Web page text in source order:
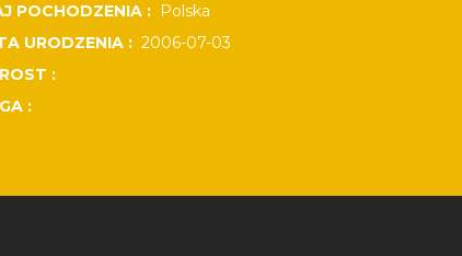
POCHODZENIA : Polska
URODZENIA : 2006-07-03
:
: